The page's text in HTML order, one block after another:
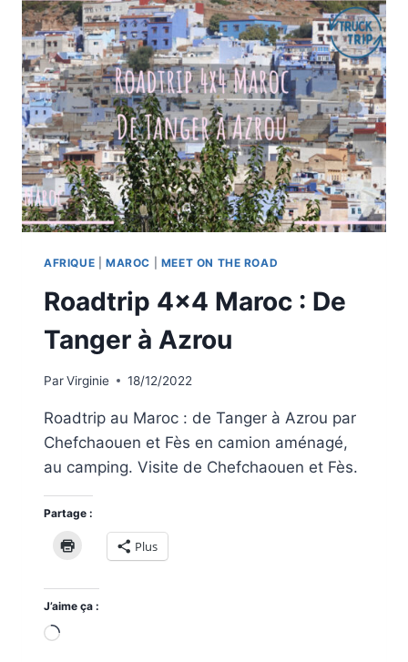
PISTE
DES
CÈDRES
AFRIQUE MAROC MEET ON THE ROAD
Roadtrip 4×4 Maroc : De
Tanger à Azrou
ParVirginie 18/12/2022
Roadtrip au Maroc : de Tanger à Azrou par
Chefchaouen et Fès en camion aménagé,
au camping. Visite de Chefchaouen et Fès.
Partage :
Plus
J’aime ça :
Chargement…